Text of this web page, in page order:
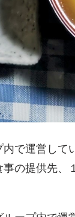
で運営して
の提供先、